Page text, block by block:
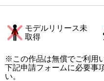
モデルリリース未
取得
※この作品は無償でご利用
下記申請フォームに必要事
い。